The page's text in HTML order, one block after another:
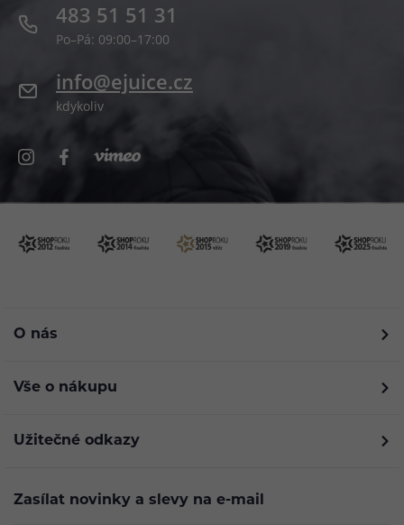
483 51 51 31
Po–Pá: 09:00–17:00
info@ejuice.cz
kdykoliv
O nás
Vše o nákupu
Užitečné odkazy
Zasílat novinky a slevy na e-mail